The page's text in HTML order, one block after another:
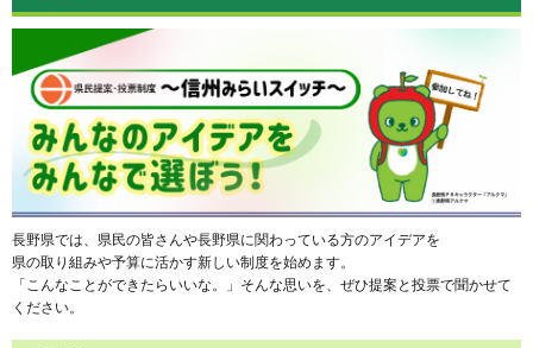
長野県では、県民の皆さんや長野県に関わっている方のアイデアを
県の取り組みや予算に活かす新しい制度を始めます。
「こんなことができたらいいな。」そんな思いを、ぜひ提案と投票で聞かせて
ください。